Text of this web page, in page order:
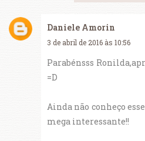
Daniele Amorin
3 de abril de 2016 às 10:56
Parabénsss
=D
Ainda não conheço
mega interessante!!